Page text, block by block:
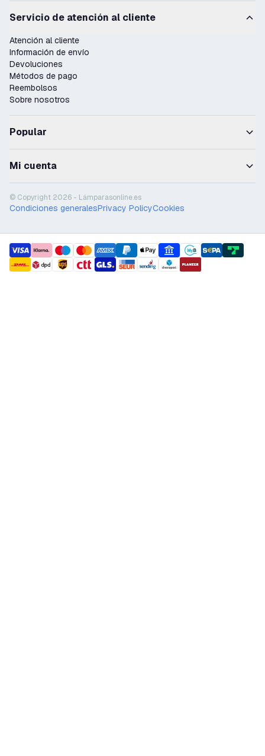
Servicio de atención al cliente
Atención al cliente
Información de envío
Devoluciones
Métodos de pago
Reembolsos
Sobre nosotros
Popular
Mi cuenta
© Copyright 2026 - Lámparasonline.es
Condiciones generalesPrivacy PolicyCookies
payment methods
shipment methods